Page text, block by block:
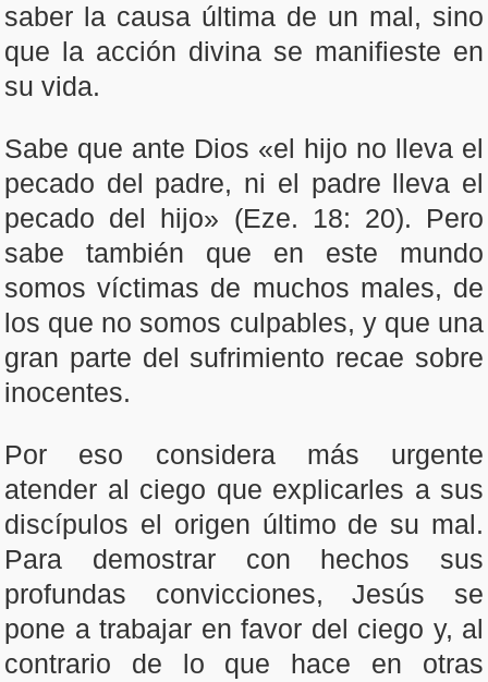
saber la causa última de un mal, sino
que la acción divina se manifieste en
su vida.
Sabe que ante Dios «el hijo no lleva el
pecado del padre, ni el padre lleva el
pecado del hijo» (Eze. 18: 20). Pero
sabe también que en este mundo
somos víctimas de muchos males, de
los que no somos culpables, y que una
gran parte del sufrimiento recae sobre
inocentes.
Por eso considera más urgente
atender al ciego que explicarles a sus
discípulos el origen último de su mal.
Para demostrar con hechos sus
profundas convicciones, Jesús se
pone a trabajar en favor del ciego y, al
contrario de lo que hace en otras